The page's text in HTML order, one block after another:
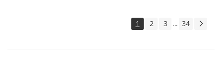
1 2 3 ... 34